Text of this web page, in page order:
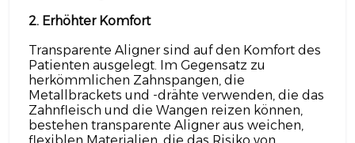
2. Erhöhter Komfort
Transparente Aligner sind auf den Komfort des
Patienten ausgelegt. Im Gegensatz zu
herkömmlichen Zahnspangen, die
Metallbrackets und -drähte verwenden, die das
Zahnfleisch und die Wangen reizen können,
bestehen transparente Aligner aus weichen,
flexiblen Materialien, die das Risiko von